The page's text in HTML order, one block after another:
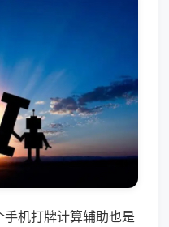
机打牌计算辅助也是